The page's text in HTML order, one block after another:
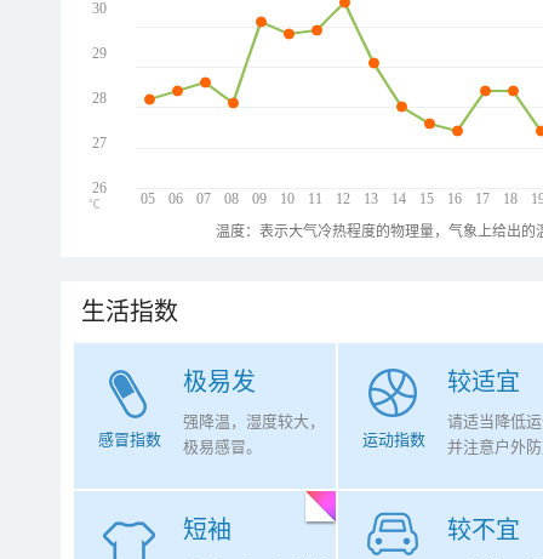
05 06 07 08 09 10 11 12 13 14 15 16 17 18
30
29
28
27
26
℃
温度：表示大气冷热程度的物理量，气象上给出
生活指数
极易发
感冒指数
强降温，湿度较大，
极易感冒。
较适宜
运动指数
请适当降低
并注意户外
短袖 较不宜